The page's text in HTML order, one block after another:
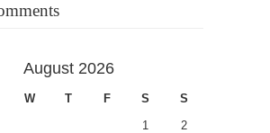
August 2026
W T F S
S
1
2